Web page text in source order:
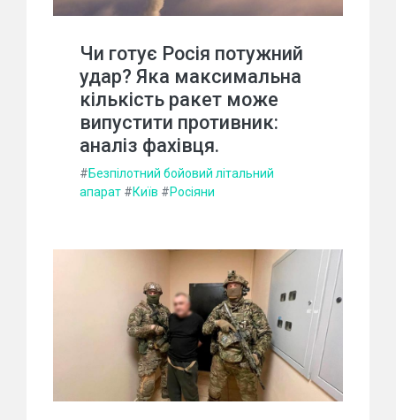
Чи готує Росія потужний
удар? Яка максимальна
кількість ракет може
випустити противник:
аналіз фахівця.
#Безпілотний бойовий літальний
апарат #Київ #Росіяни